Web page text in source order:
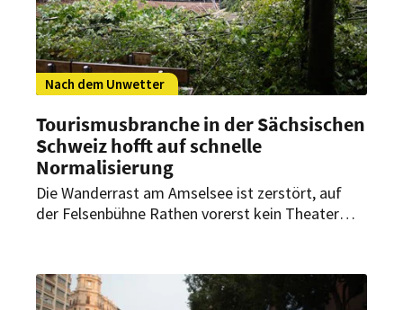
Nach dem Unwetter
Tourismusbranche in der Sächsischen
Schweiz hofft auf schnelle
Normalisierung
Die Wanderrast am Amselsee ist zerstört, auf
der Felsenbühne Rathen vorerst kein Theater